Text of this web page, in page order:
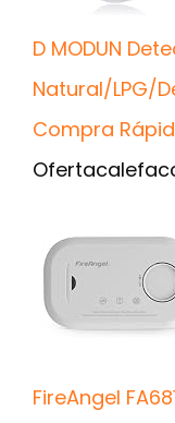
D MODUN
Natural/LPG/
Compra
Oferta
FireAngel